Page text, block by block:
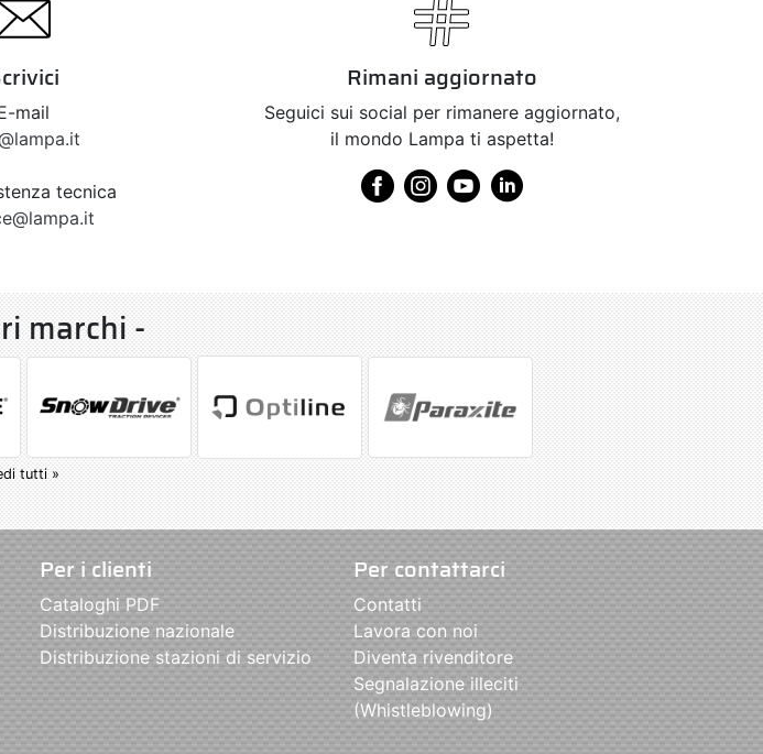
mail
tecnica
Rimani aggiornato
Seguici sui social per rimanere aggiornato,
il mondo Lampa ti aspetta!
marchi -
tutti »
Per i clienti
Cataloghi PDF
Distribuzione nazionale
Distribuzione stazioni di servizio
Per contattarci
Contatti
Lavora con noi
Diventa rivenditore
Segnalazione illeciti
(Whistleblowing)